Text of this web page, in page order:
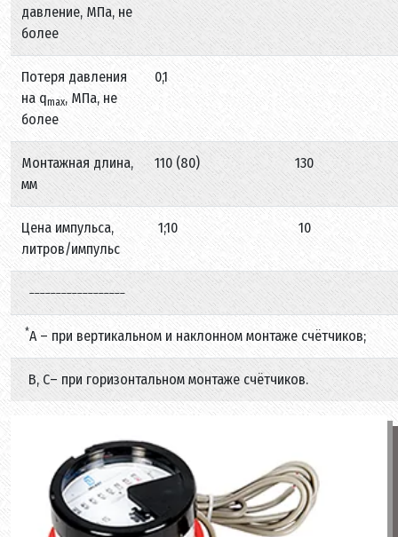
давление, МПа, не
более
Потеря давления
на qmax, МПа, не
более
0,1
Монтажная длина,
мм
110 (80) 130
Цена импульса,
литров/импульс
1;10 10
__________________
*A – при вертикальном и наклонном монтаже счётчиков;
B, С– при горизонтальном монтаже счётчиков.